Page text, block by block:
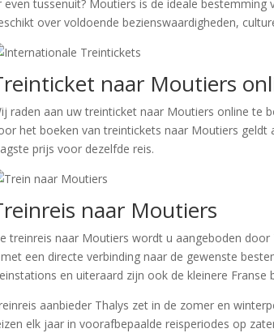
even tussenuit? Moutiers is de ideale
over voldoende bezienswaardigheden,
naar Moutiers
raden aan uw treinticket naar Moutiers online te
het boeken van treintickets naar Moutiers
prijs voor dezelfde reis.
naar Moutiers
treinreis naar Moutiers wordt u aangeboden
een directe verbinding naar de gewenste
en uiteraard zijn ook de kleinere Franse
aanbieder Thalys zet in de zomer en
elk jaar in voorafbepaalde reisperiodes op